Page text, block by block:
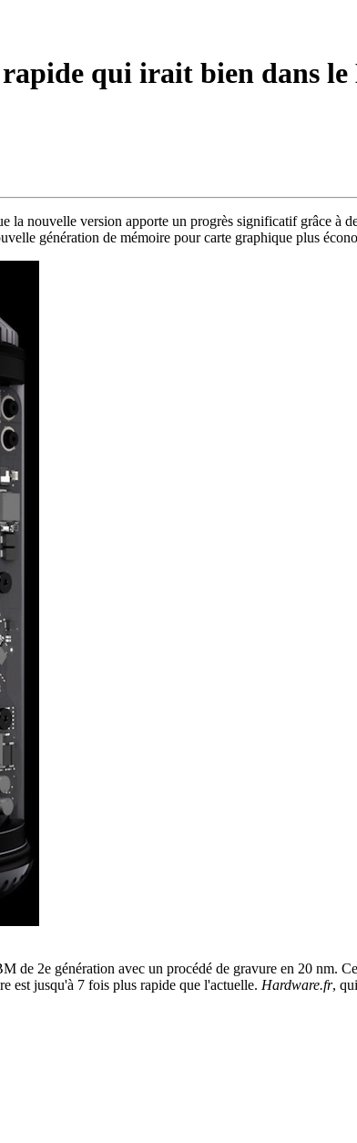
qui irait bien dans le
la nouvelle version apporte un progrès significatif grâce à
génération de mémoire pour carte graphique plus
2e génération avec un procédé de gravure en 20 nm.
est jusqu'à 7 fois plus rapide que l'actuelle. Hardware.fr,